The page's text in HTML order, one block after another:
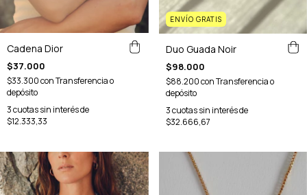
Cadena Dior
$37.000
$33.300conTransferencia o
depósito
3cuotas sin interés de
$12.333,33
ENVÍO GRATIS
Duo Guada Noir
$98.000
$88.200conTransferencia o
depósito
3cuotas sin interés de
$32.666,67